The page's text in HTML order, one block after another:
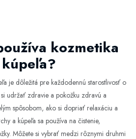
kozmetika
je dôležitá pre každodennú starostlivosť o
udržať zdravie a pokožku zdravú a
spôsobom, ako si dopriať relaxáciu a
a kúpeľa sa používa na čistenie,
Môžete si vybrať medzi rôznymi druhmi